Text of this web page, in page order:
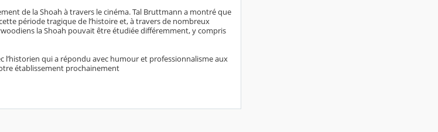
de la Shoah à travers le cinéma. Tal Bruttmann a montré que
période tragique de l’histoire et, à travers de nombreux
la Shoah pouvait être étudiée différemment, y compris
l’historien qui a répondu avec humour et professionnalisme aux
établissement prochainement